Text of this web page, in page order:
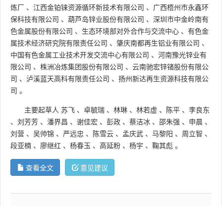
炼厂 、 江西金铂铼资源循环新技术有限公司 、 广西梧州市永鑫环
保科技有限公司 、 葫芦岛锌业股份有限公司 、 深圳市中金岭南有
色金属股份有限公司 、 生态环境部对外合作与交流中心 、 有色金
属技术经济研究院有限责任公司 、 肇庆南都再生铝业有限公司 、
中国有色金属工业技术开发交流中心有限公司 、 河南豫光锌业有
限公司 、 株洲冶炼集团股份有限公司 、 云南驰宏锌锗股份有限公
司 、 泸溪蓝天高科有限责任公司 、 扬州新达再生资源科技有限公
司 。
主要起草人 苏飞 、 卓毓瑞 、 林琳 、 林若虚 、 陈平 、 李良东
、 刘芳芳 、 潘界昌 、 谢佳宏 、 彭政 、 蔡洁冰 、 邵朱强 、 申晨 、
刘营 、 吴帅锦 、 严远忠 、 陈雪云 、 孟庆武 、 马黎阳 、 周立智 、
段亚楠 、 廖继红 、 杨春玉 、 高延粉 、 杨宇 、 鞠其彪 。
查看全文 意见建议